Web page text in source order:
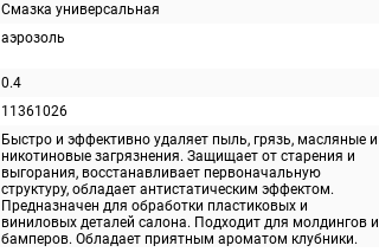
Смазка универсальная
аэрозоль
0.4
11361026
Быстро и эффективно удаляет пыль, грязь, масляные и
никотиновые загрязнения. Защищает от старения и
выгорания, восстанавливает первоначальную
структуру, обладает антистатическим эффектом.
Предназначен для обработки пластиковых и
виниловых деталей салона. Подходит для молдингов и
бамперов. Обладает приятным ароматом клубники.